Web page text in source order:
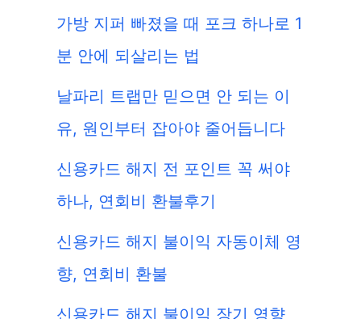
가방 지퍼 빠졌을 때 포크 하나로 1
분 안에 되살리는 법
날파리 트랩만 믿으면 안 되는 이
유, 원인부터 잡아야 줄어듭니다
신용카드 해지 전 포인트 꼭 써야
하나, 연회비 환불후기
신용카드 해지 불이익 자동이체 영
향, 연회비 환불
신용카드 해지 불이익 장기 영향